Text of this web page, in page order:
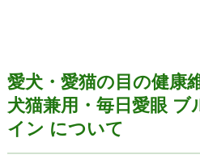
愛犬・愛猫の目の健康
犬猫兼用・毎日愛眼 ブ
イン について